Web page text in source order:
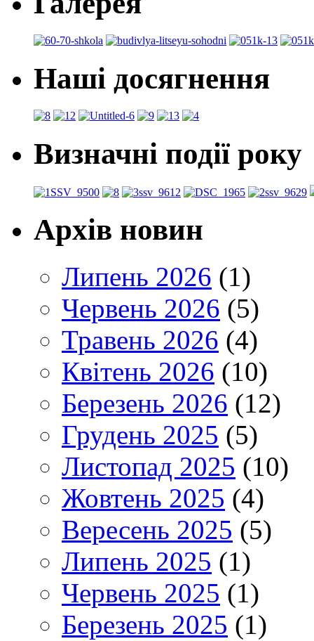
Наші досягнення
Визначні події року
Архів новин
Липень 2026 (1)
Червень 2026 (5)
Травень 2026 (4)
Квітень 2026 (10)
Березень 2026 (12)
Грудень 2025 (5)
Листопад 2025 (10)
Жовтень 2025 (4)
Вересень 2025 (5)
Липень 2025 (1)
Червень 2025 (1)
Березень 2025 (1)